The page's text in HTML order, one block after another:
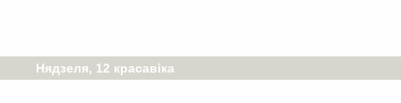
Нядзеля, 12 красавіка